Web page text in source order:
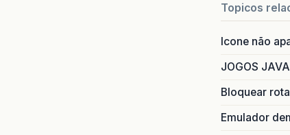
Topicos
Icone não
JOGOS
Bloquear
Emulador